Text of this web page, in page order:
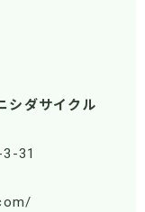
ダサイクル
31